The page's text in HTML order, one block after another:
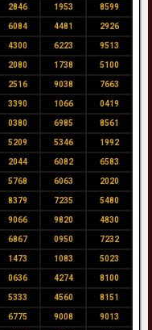
2846 1953 8599
6084 4481 2926
4300 6223 9513
2080 1738 5100
2516 9038 7663
3390 1066 0419
0380 6985 8561
5209 5346 1992
2044 6082 6583
5768 6063 2020
8379 7235 5480
9066 9820 4830
6867 0950 7232
1473 1083 5023
0636 4274 8100
5333 4560 8151
6775 9008 9013